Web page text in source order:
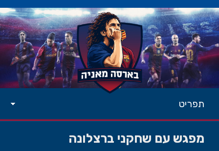
תפריט
מפגש עם שחקני ברצלונה